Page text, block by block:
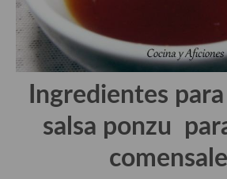
Bebidas
Bocadillos, hamburguesas, sándwich,
demás
Entrantes y primeros platos
Ensaladas
Ingredientes
salsa ponzu